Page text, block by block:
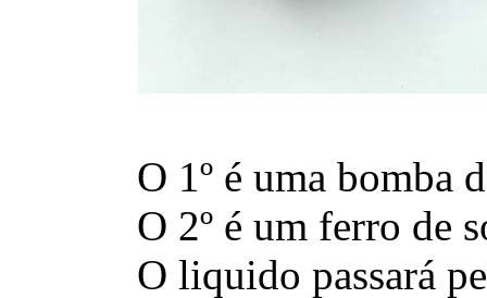
O 1º é uma bomba
O 2º é um ferro de
O liquido passará